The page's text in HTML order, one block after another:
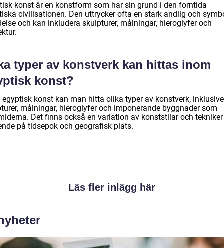
konst är en konstform som har sin grund i den forntida
civilisationen. Den uttrycker ofta en stark andlig och
och kan inkludera skulpturer, målningar, hieroglyfer och
typer av konstverk kan hittas inom
konst?
egyptisk konst kan man hitta olika typer av konstverk, inklusive
målningar, hieroglyfer och imponerande byggnader som
Det finns också en variation av konststilar och tekniker
på tidsepok och geografisk plats.
Läs fler inlägg här